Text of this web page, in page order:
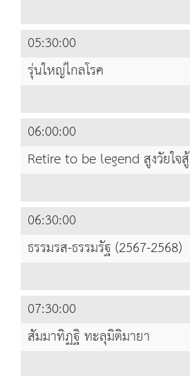
05:30:00
รุ่นใหญ่ไกลโรค
06:00:00
Retire to be legend สูงวัยใจสู้
06:30:00
ธรรมรส-ธรรมรัฐ (2567-2568)
07:30:00
สัมมาทิฏฐิ ทะลุมิติมายา